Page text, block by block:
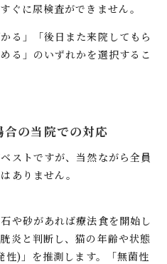
ぐに尿検査ができません。
る」「後日また来院してもら
る」のいずれかを選択するこ
の当院での対応
ストですが、当然ながら全員
ありません。
や砂があれば療法食を開始し
炎と判断し、猫の年齢や状態
)」を推測します。「無菌性